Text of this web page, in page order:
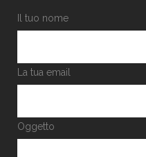
Il tuo nome
La tua email
Oggetto